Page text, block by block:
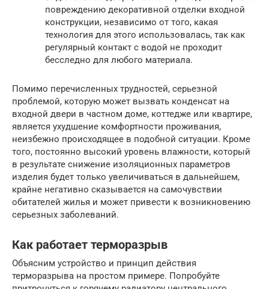
повреждению декоративной отделки входной
конструкции, независимо от того, какая
технология для этого использовалась, так как
регулярный контакт с водой не проходит
бесследно для любого материала.
Помимо перечисленных трудностей, серьезной
проблемой, которую может вызвать конденсат на
входной двери в частном доме, коттедже или квартире,
является ухудшение комфортности проживания,
неизбежно происходящее в подобной ситуации. Кроме
того, постоянно высокий уровень влажности, который
в результате снижение изоляционных параметров
изделия будет только увеличиваться в дальнейшем,
крайне негативно сказывается на самочувствии
обитателей жилья и может привести к возникновению
серьезных заболеваний.
Как работает терморазрыв
Объясним устройство и принцип действия
терморазрыва на простом примере. Попробуйте